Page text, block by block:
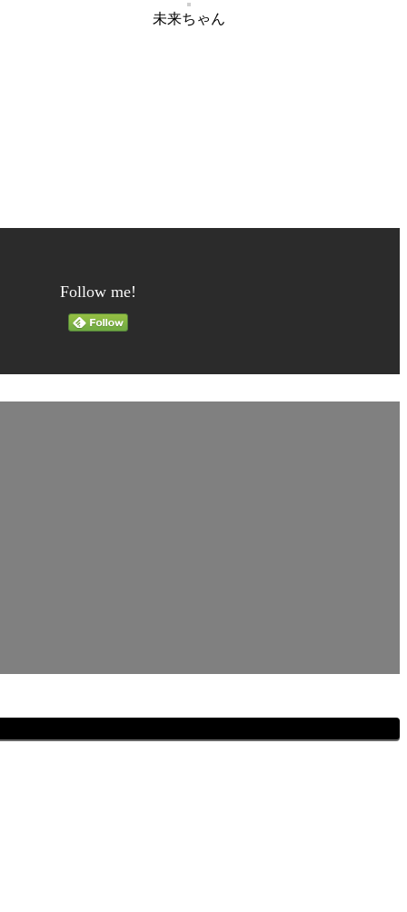
未来ちゃん
Follow me!